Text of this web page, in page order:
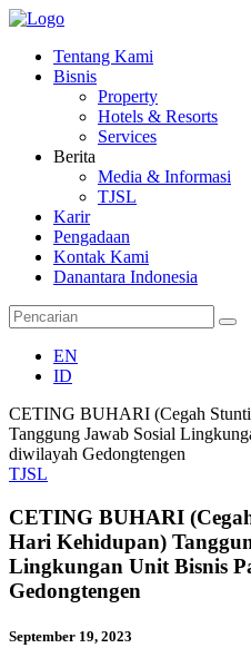
Tentang Kami
Bisnis
Property
Hotels & Resorts
Services
Berita
Media & Informasi
TJSL
Karir
Pengadaan
Kontak Kami
Danantara Indonesia
EN
ID
CETING BUHARI (Cegah
Tanggung Jawab Sosial
diwilayah Gedongtengen
TJSL
CETING BUHARI
Hari Kehidupan)
Lingkungan Unit Bisnis
Gedongtengen
September 19, 2023